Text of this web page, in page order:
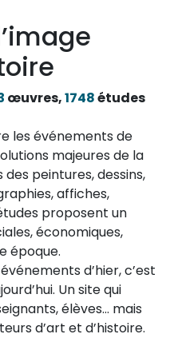
œuvres,1748études
les événements de
majeures de la
peintures, dessins,
affiches,
proposent un
économiques,
époque.
d’hier, c’est
Un site qui
élèves… mais
d’art et d’histoire.